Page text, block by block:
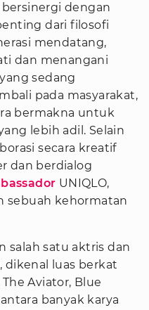
dengan
dari filosofi
mendatang,
dan menangani
sedang
pada masyarakat,
bermakna untuk
lebih adil. Selain
secara kreatif
dan berdialog
UNIQLO,
sebuah kehormatan
salah satu aktris dan
dikenal luas berkat
Aviator, Blue
banyak karya